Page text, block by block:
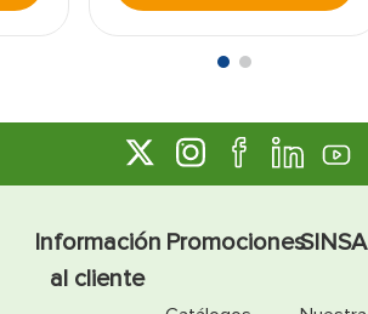
Información
al cliente
PromocionesSINSA